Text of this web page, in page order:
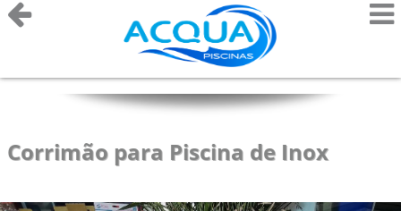
Corrimão para Piscina de Inox